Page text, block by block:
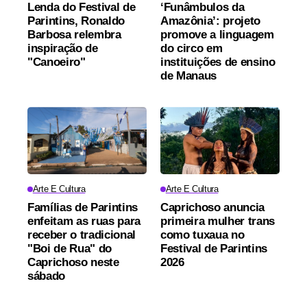
Lenda do Festival de
Parintins, Ronaldo
Barbosa relembra
inspiração de
"Canoeiro"
‘Funâmbulos da
Amazônia’: projeto
promove a linguagem
do circo em
instituições de ensino
de Manaus
Arte E Cultura
Famílias de Parintins
enfeitam as ruas para
receber o tradicional
"Boi de Rua" do
Caprichoso neste
sábado
Arte E Cultura
Caprichoso anuncia
primeira mulher trans
como tuxaua no
Festival de Parintins
2026